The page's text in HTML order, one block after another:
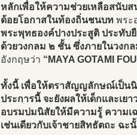
หลักเพื่อให้ความช่วยเหลือสนับ
ด้อยโอกาสในท้องถิ่นชนบท พระ
พระพุทธองค์ปางประสูติ ประทับ
ด้วยวงกลม ๒ ชั้น ซึ่งภายในวงก
อังกฤษว่า “MAYA GOTAMI
ทั้งนี้ เพื่อให้ตราสัญญลักษณ์เป็น
ประการนี้ จะยังผลให้เด็กและเ
อบรมบ่มนิสัยให้มีความรู้ ความเ
เช่นเดียวกับเจ้าชายสิทธัตถะ ฉะ